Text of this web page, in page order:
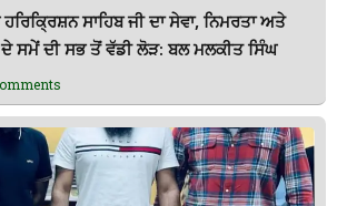
ਸਾਹਿਬ ਜੀ ਦਾ ਸੇਵਾ, ਨਿਮਰਤਾ ਅਤੇ
ਸਮੇਂ ਦੀ ਸਭ ਤੋਂ ਵੱਡੀ ਲੋੜ: ਬਲ ਮਲਕੀਤ ਸਿੰਘ